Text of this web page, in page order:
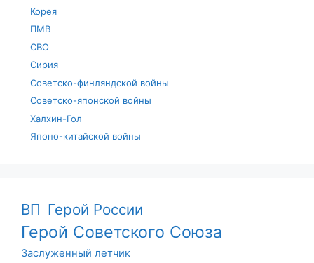
Корея
ПМВ
СВО
Сирия
Советско-финляндской войны
Советско-японской войны
Халхин-Гол
Японо-китайской войны
ВП Герой России
Герой Советского Союза
Заслуженный летчик